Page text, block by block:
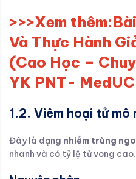
>>>Xem thêm:
Và Thực Hành
(Cao Học –
YK PNT-
1.2. Viêm hoại tử mô
Đây là dạng nhiễm trùng
nhanh và có tỷ lệ tử vong cao.